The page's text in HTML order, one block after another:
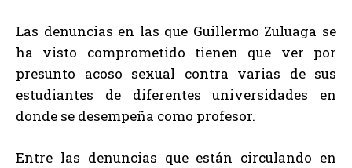
Las denuncias en las que Guillermo Zuluaga se
ha visto comprometido tienen que ver por
presunto acoso sexual contra varias de sus
estudiantes de diferentes universidades en
donde se desempeña como profesor.
Entre las denuncias que están circulando en